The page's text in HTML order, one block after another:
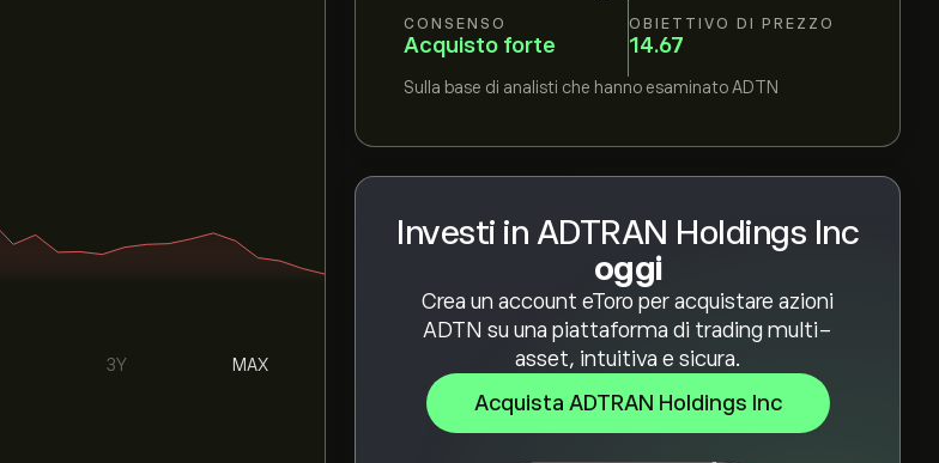
CONSENSO
Acquisto forte
OBIETTIVO DI PREZZO
14.67
Sulla base di analisti che hanno esaminato ADTN
Investi in ADTRAN Holdings Inc
oggi
Crea un account eToro per acquistare azioni
ADTN su una piattaforma di trading multi-
asset, intuitiva e sicura.
Acquista ADTRAN Holdings Inc
3Y MAX